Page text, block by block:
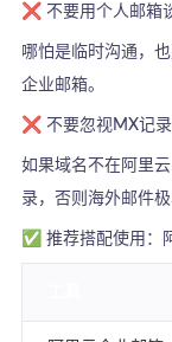
❌ 不要用个人邮箱
哪怕是临时沟通，
企业邮箱。
❌ 不要忽视MX记
如果域名不在阿里
录，否则海外邮件极
✅ 推荐搭配使用：